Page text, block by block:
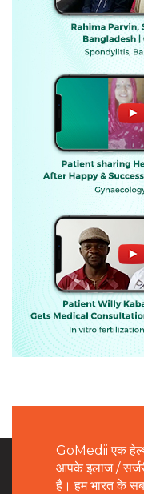
GoMedii एक
आपके इलाज /
है। हम भारत के